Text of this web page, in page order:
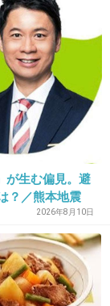
！
-41
が生む偏見。避
？／熊本地震
2026年8月10日